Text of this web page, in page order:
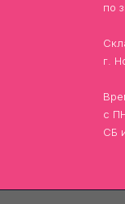
по
г.
с
СБ